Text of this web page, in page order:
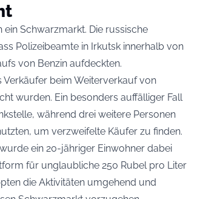
Schwarzmarkt. Die russische
Polizeibeamte in Irkutsk innerhalb von
von Benzin aufdeckten.
Verkäufer beim Weiterverkauf von
wurden. Ein besonders auffälliger Fall
während drei weitere Personen
um verzweifelte Käufer zu finden.
ein 20-jähriger Einwohner dabei
für unglaubliche 250 Rubel pro Liter
die Aktivitäten umgehend und